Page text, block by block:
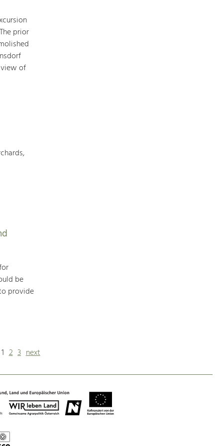
prior
of
be
provide
1 2 3 next